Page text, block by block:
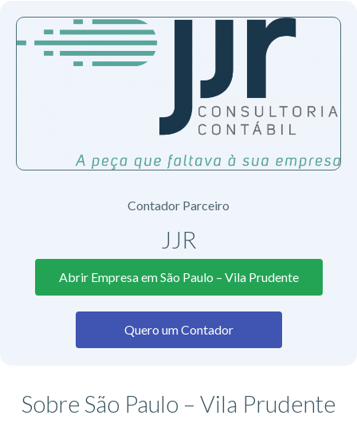
Contador Parceiro
JJR
Abrir Empresa em São Paulo – Vila Prudente
Quero um Contador
Sobre São Paulo – Vila Prudente